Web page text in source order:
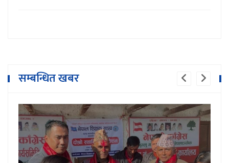
सम्बन्धित खबर
पढ्ने बानी बसाल्न गाउँमै सार्वजनिक
पुस्तकालय